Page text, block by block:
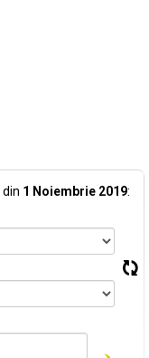
din 1 Noiembrie 2019: